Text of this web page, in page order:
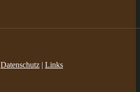
Datenschutz | Links